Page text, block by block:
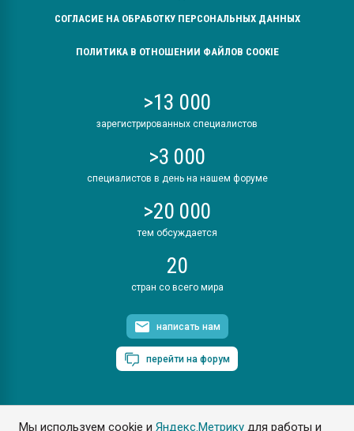
Мы используем cookie иЯндекс.Метрику для работы и
СОГЛАСИЕ НА ОБРАБОТКУ ПЕРСОНАЛЬНЫХ ДАННЫХ
ПОЛИТИКА В ОТНОШЕНИИ ФАЙЛОВ COOKIE
>13 000
зарегистрированных специалистов
>3 000
специалистов в день на нашем форуме
>20 000
тем обсуждается
20
стран со всего мира
написать нам
перейти на форум
ПластЭксперт © 2006. Все права защищены